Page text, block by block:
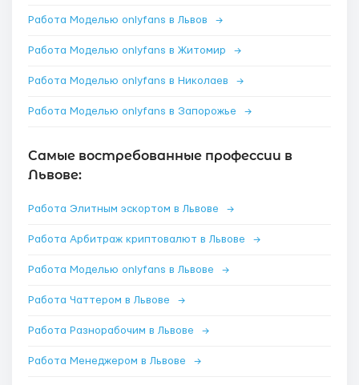
Работа Моделью onlyfans в Львов →
Работа Моделью onlyfans в Житомир →
Работа Моделью onlyfans в Николаев →
Работа Моделью onlyfans в Запорожье →
Самые востребованные профессии в
Львове:
Работа Элитным эскортом в Львове →
Работа Арбитраж криптовалют в Львове →
Работа Моделью onlyfans в Львове →
Работа Чаттером в Львове →
Работа Разнорабочим в Львове →
Работа Менеджером в Львове →